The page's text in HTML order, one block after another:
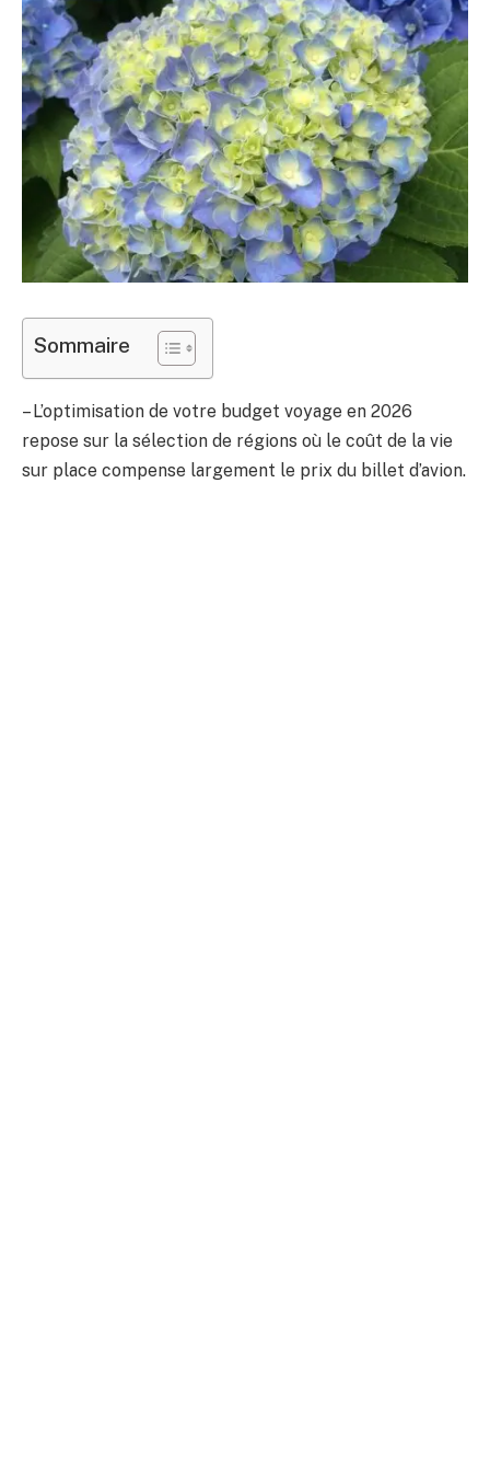
Sommaire
– L’optimisation de votre budget voyage en 2026
repose sur la sélection de régions où le coût de la vie
sur place compense largement le prix du billet d’avion.